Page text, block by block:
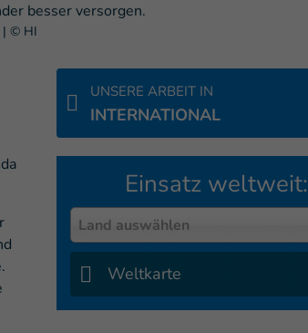
| © HI
UNSERE ARBEIT IN
INTERNATIONAL
Einsatz weltweit:
Country
Land auswählen
Weltkarte